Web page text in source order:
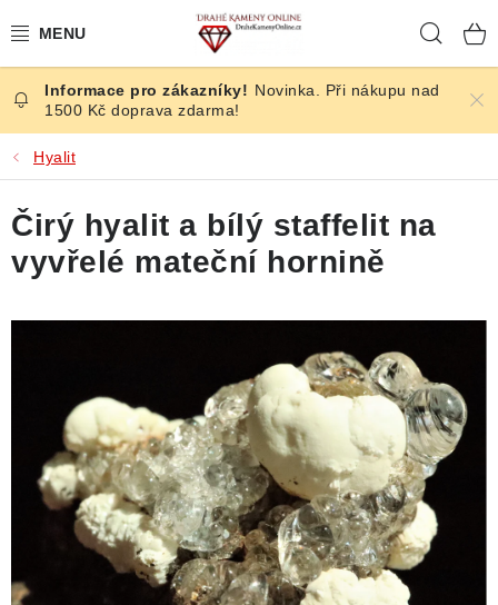
na
ČESKÉ KAMENY
ŠPERKY
KAMENY ZE SVĚTA
BROUŠENÉ
SLEVY
KRYSTALY
ČLÁNKY
NALEZIŠTĚ
Novinka. Při nákupu nad
1500 Kč doprava zdarma!
Hyalit
Čirý hyalit a bílý staffelit na
vyvřelé mateční hornině